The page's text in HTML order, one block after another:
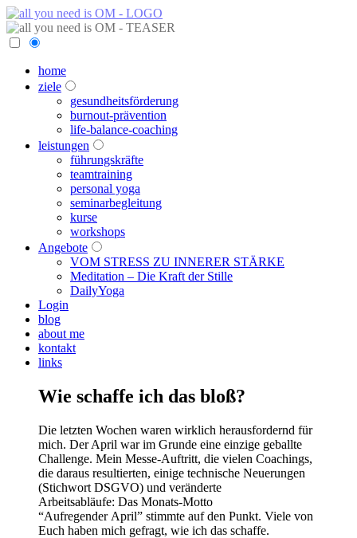
home
ziele
gesundheitsförderung
burnout-prävention
life-balance-coaching
leistungen
führungskräfte
teamtraining
personal yoga
seminarbegleitung
kurse
workshops
Angebote
VOM STRESS ZU INNERER STÄRKE
Meditation – Die Kraft der Stille
DailyYoga
Login
blog
about me
kontakt
links
Wie schaffe ich das bloß?
Die letzten Wochen waren wirklich herausfordernd für
mich. Der April war im Grunde eine einzige geballte
Challenge. Mein Messe-Auftritt, die vielen Coachings,
die daraus resultierten, einige technische Neuerungen
(Stichwort DSGVO) und veränderte
Arbeitsabläufe: Das Monats-Motto
“Aufregender April” stimmte auf den Punkt. Viele von
Euch haben mich gefragt, wie ich das schaffe.